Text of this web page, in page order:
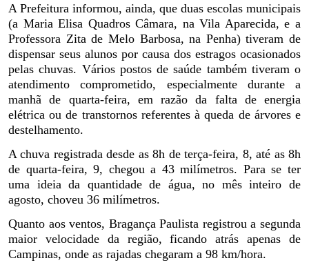
A Prefeitura informou, ainda, que duas escolas municipais
(a Maria Elisa Quadros Câmara, na Vila Aparecida, e a
Professora Zita de Melo Barbosa, na Penha) tiveram de
dispensar seus alunos por causa dos estragos ocasionados
pelas chuvas. Vários postos de saúde também tiveram o
atendimento comprometido, especialmente durante a
manhã de quarta-feira, em razão da falta de energia
elétrica ou de transtornos referentes à queda de árvores e
destelhamento.
A chuva registrada desde as 8h de terça-feira, 8, até as 8h
de quarta-feira, 9, chegou a 43 milímetros. Para se ter
uma ideia da quantidade de água, no mês inteiro de
agosto, choveu 36 milímetros.
Quanto aos ventos, Bragança Paulista registrou a segunda
maior velocidade da região, ficando atrás apenas de
Campinas, onde as rajadas chegaram a 98 km/hora.